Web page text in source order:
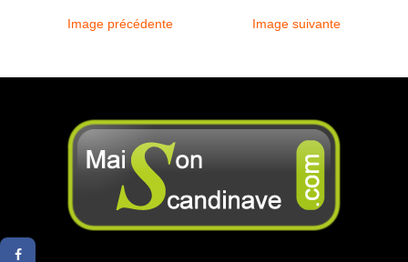
Image précédente Image suivante